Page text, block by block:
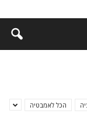
הכל לאמבטיה